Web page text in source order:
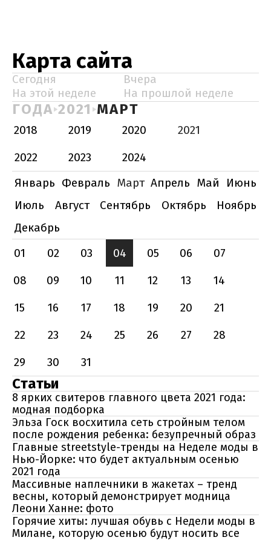
Карта сайта
Сегодня
Вчера
На этой неделе
На прошлой неделе
ГОДА 2021 МАРТ
2018 2019 2020
2021
2022
2023
2024
Январь Февраль Март Апрель Май
Июнь
Июль
Август Сентябрь Октябрь
Ноябрь
Декабрь
01
02 03 04 05 06
07
08
09 10 11 12 13
14
15
16 17 18 19 20
21
22
23 24 25 26 27
28
29
30 31
Статьи
8 ярких свитеров главного цвета 2021 года:
модная подборка
Эльза Госк восхитила сеть стройным телом
после рождения ребенка: безупречный образ
Главные streetstyle-тренды на Неделе моды в
Нью-Йорке: что будет актуальным осенью
2021 года
Массивные наплечники в жакетах – тренд
весны, который демонстрирует модница
Леони Ханне: фото
Горячие хиты: лучшая обувь с Недели моды в
Милане, которую осенью будут носить все